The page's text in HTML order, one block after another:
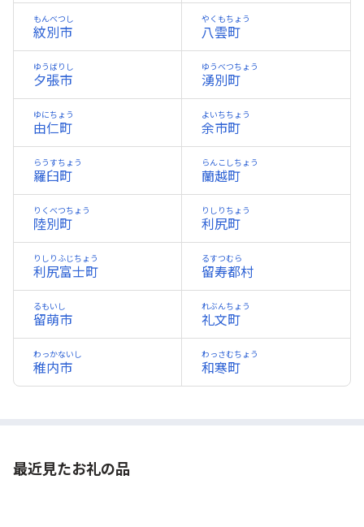
紋別市
もんべつし
八雲町
やくもちょう
夕張市
ゆうばりし
湧別町
ゆうべつちょう
由仁町
ゆにちょう
余市町
よいちちょう
羅臼町
らうすちょう
蘭越町
らんこしちょう
陸別町
りくべつちょう
利尻町
りしりちょう
利尻富士町
りしりふじちょう
留寿都村
るすつむら
留萌市
るもいし
礼文町
れぶんちょう
稚内市
わっかないし
和寒町
わっさむちょう
最近見たお礼の品